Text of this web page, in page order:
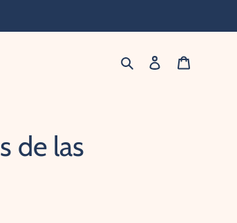
Buscar Ingresar
de las